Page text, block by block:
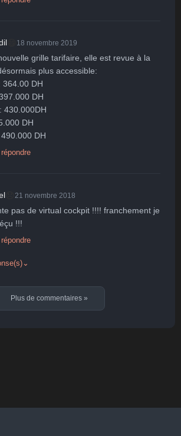
18 novembre 2019
grille tarifaire, elle est revue à la
plus accessible:
364.00 DH
DH
430.000DH
DH
21 novembre 2018
pas de virtual cockpit !!!! franchement je
!!!
⌄
Plus de commentaires »